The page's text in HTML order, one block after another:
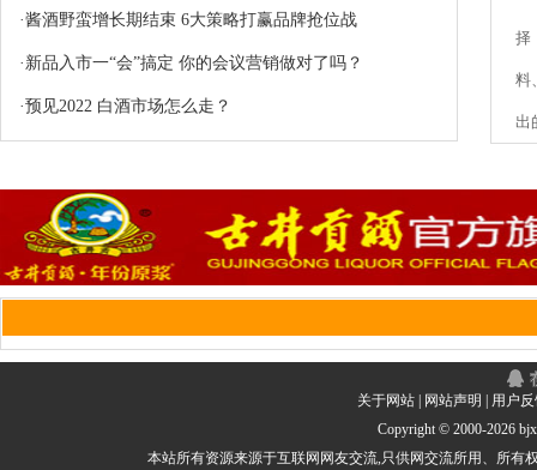
·酱酒野蛮增长期结束 6大策略打赢品牌抢位战
· 新品入市一“会”搞定 你的会议营销做对了吗？
·预见2022 白酒市场怎么走？
择
料
出
关于网站 网站声明
用户
Copyright © 2000-2026
本站所有资源来源于互联网网友交流,只供网交流所用、所有